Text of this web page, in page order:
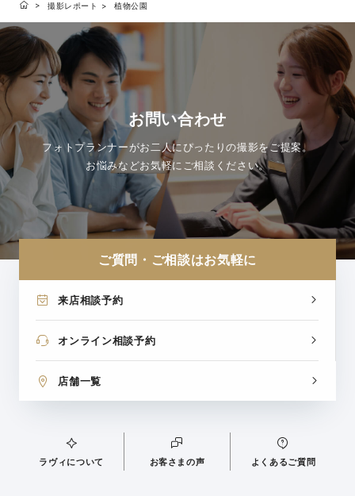
撮影レポート 植物公園
お問い合わせ
フォトプランナーがお二人にぴったりの撮影をご提案。
お悩みなどお気軽にご相談ください。
ご質問・ご相談はお気軽に
来店相談予約
オンライン相談予約
店舗一覧
ラヴィについて お客さまの声 よくあるご質問